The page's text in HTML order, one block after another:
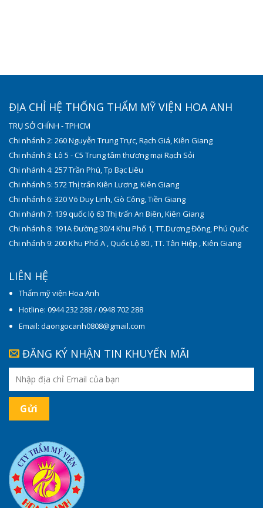
ĐỊA CHỈ HỆ THỐNG THẨM MỸ VIỆN HOA ANH
TRỤ SỞ CHÍNH - TPHCM
Chi nhánh 2: 260 Nguyễn Trung Trực, Rạch Giá, Kiên Giang
Chi nhánh 3: Lô 5 - C5 Trung tâm thương mại Rạch Sỏi
Chi nhánh 4: 257 Trần Phú, Tp Bạc Liêu
Chi nhánh 5: 572 Thị trấn Kiên Lương, Kiên Giang
Chi nhánh 6: 320 Võ Duy Linh, Gò Công, Tiền Giang
Chi nhánh 7: 139 quốc lộ 63 Thị trấn An Biên, Kiên Giang
Chi nhánh 8: 191A Đường 30/4 Khu Phố 1, TT.Dương Đông, Phú Quốc
Chi nhánh 9: 200 Khu Phố A , Quốc Lộ 80 , TT. Tân Hiệp , Kiên Giang
LIÊN HỆ
Thẩm mỹ viện Hoa Anh
Hotline: 0944 232 288 / 0948 702 288
Email: daongocanh0808@gmail.com
ĐĂNG KÝ NHẬN TIN KHUYẾN MÃI